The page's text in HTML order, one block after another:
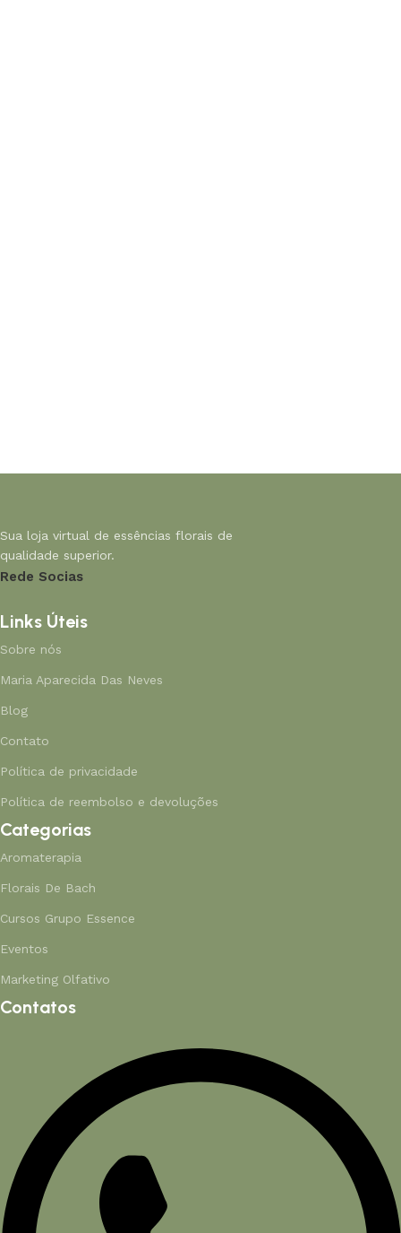
Sua loja virtual de essências florais de
qualidade superior.
Rede Socias
Links Úteis
Sobre nós
Maria Aparecida Das Neves
Blog
Contato
Política de privacidade
Política de reembolso e devoluções
Categorias
Aromaterapia
Florais De Bach
Cursos Grupo Essence
Eventos
Marketing Olfativo
Contatos